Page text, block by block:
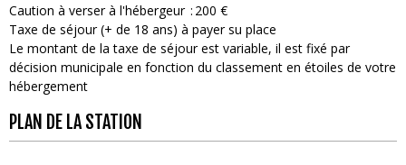
Caution à verser à l'hébergeur
200 €
Taxe de séjour (+ de 18 ans) à payer su place
Le montant de la taxe de séjour est variable, il est fixé par
décision municipale en fonction du classement en étoiles de votre
hébergement
PLAN DE LA STATION